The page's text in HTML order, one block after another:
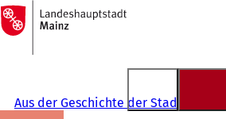
Inhalt anspringen
Zur
Startseite
Aus der Geschichte der Stadt Mainz